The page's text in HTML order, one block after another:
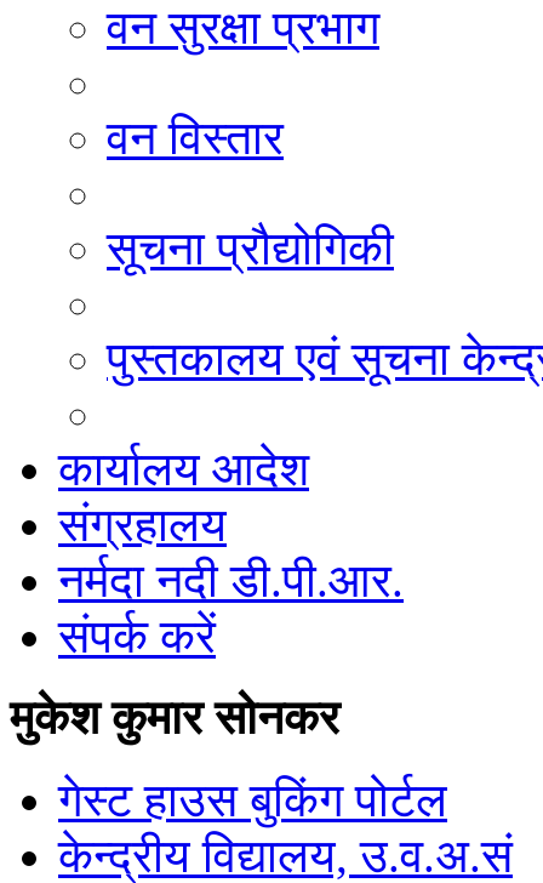
वन सुरक्षा प्रभाग
वन विस्तार
सूचना प्रौद्योगिकी
पुस्तकालय एवं सूचना
कार्यालय आदेश
संग्रहालय
नर्मदा नदी डी.पी.आर.
संपर्क करें
मुकेश कुमार सोनकर
गेस्ट हाउस बुकिंग पोर्टल
केन्द्रीय विद्यालय, उ.व.अ.सं